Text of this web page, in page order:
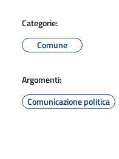
Categorie:
Comune
Argomenti:
Comunicazione politica